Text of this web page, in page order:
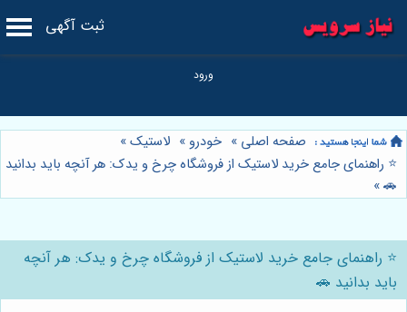
ثبت آگهی
صفحه اصلی » خودرو » لاستیک»
⭐️ راهنمای جامع خرید لاستیک از فروشگاه چرخ و یدک: هر آنچه باید بدانید
🚗
»
⭐️ راهنمای جامع خرید لاستیک از فروشگاه چرخ و یدک: هر آنچه
باید بدانید 🚗